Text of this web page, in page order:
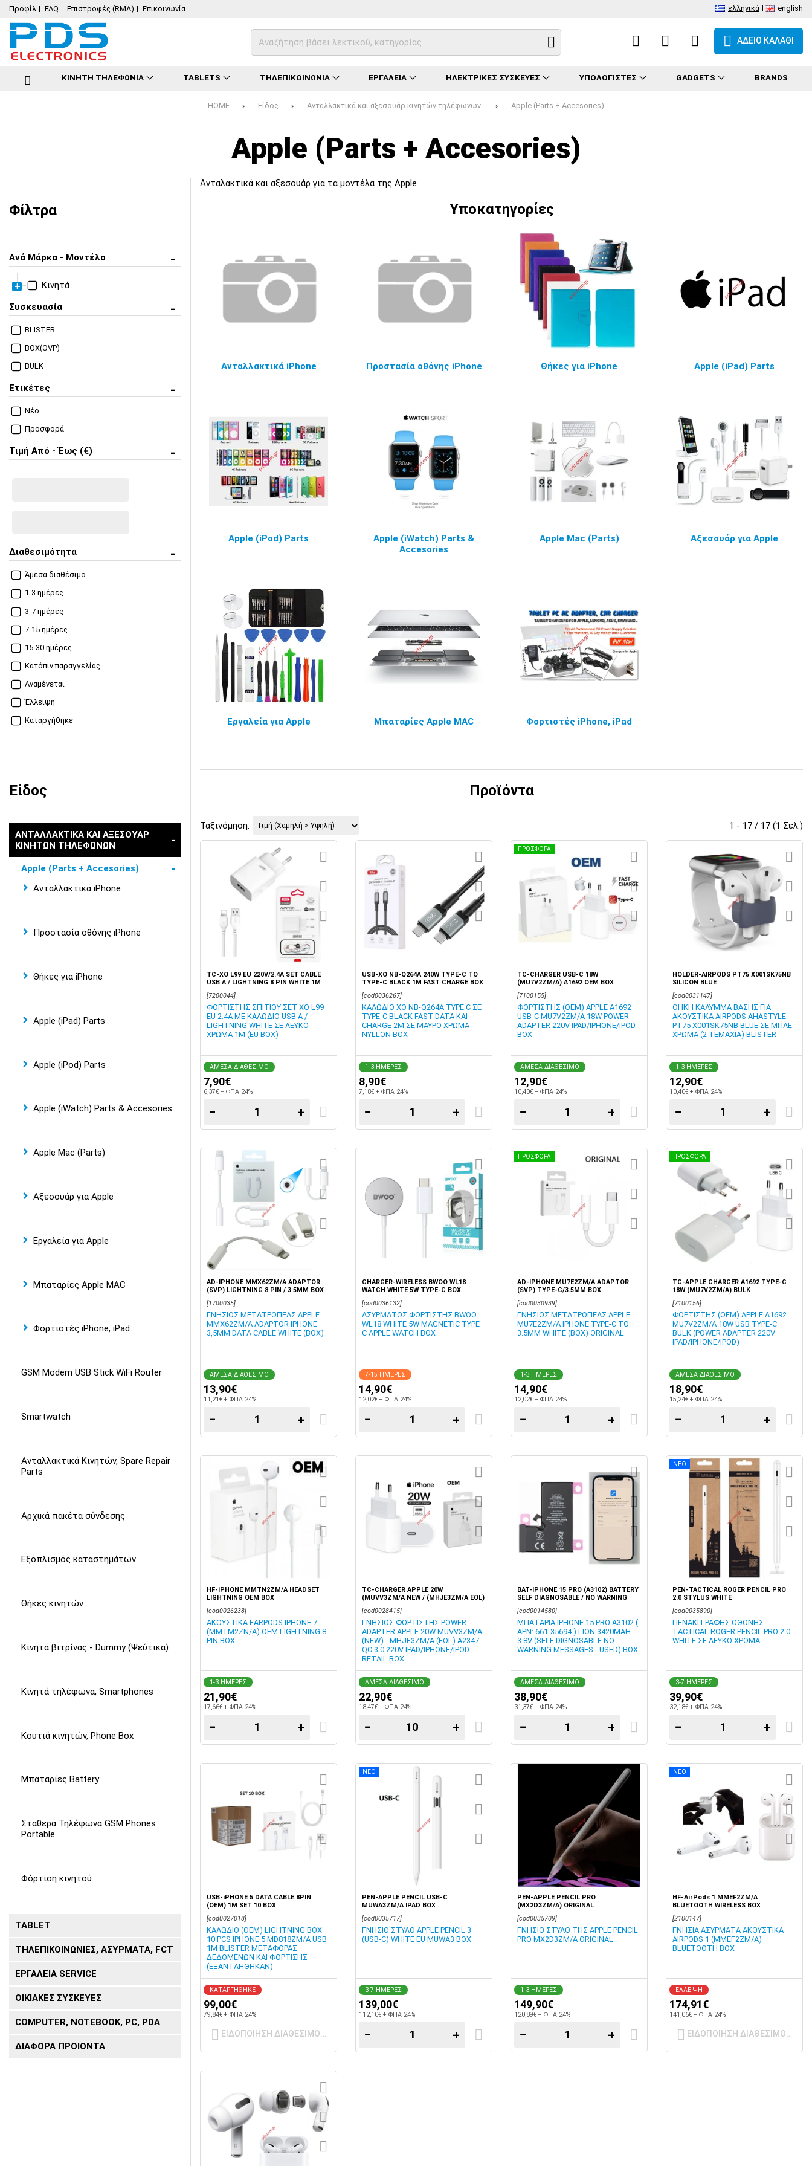
Προφίλ FAQ Επιστροφές (RMA) Επικοινωνία ελληνικά english
ΑΔΕΙΟ ΚΑΛΑΘΙ
ΚΙΝΗΤΗ ΤΗΛΕΦΩΝΙΑ
Φόρτωση...
TABLETS
Φόρτωση...
ΤΗΛΕΠΙΚΟΙΝΩΝΙΑ
Φόρτωση...
ΕΡΓΑΛΕΙΑ
Φόρτωση...
ΗΛΕΚΤΡΙΚΕΣ ΣΥΣΚΕΥΕΣ
Φόρτωση...
ΥΠΟΛΟΓΙΣΤΕΣ
Φόρτωση...
GADGETS
Φόρτωση...
BRANDS
HOME Είδος Ανταλλακτικά και αξεσουάρ κινητών τηλέφωνων Apple (Parts + Accesories)
Apple (Parts + Accesories)
Φίλτρα
Ανά Μάρκα - Μοντέλο
Κινητά
Apple
Συσκευασία
BLISTER
BOX(OVP)
BULK
Ετικέτες
Νέο
Προσφορά
Τιμή Από - Έως (€)
Διαθεσιμότητα
Άμεσα διαθέσιμο
1-3 ημέρες
3-7 ημέρες
7-15 ημέρες
15-30 ημέρες
Κατόπιν παραγγελίας
Αναμένεται
Έλλειψη
Καταργήθηκε
Είδος
ΑΝΤΑΛΛΑΚΤΙΚΑ ΚΑΙ ΑΞΕΣΟΥΑΡ
ΚΙΝΗΤΩΝ ΤΗΛΕΦΩΝΩΝ
Apple (Parts + Accesories)
Ανταλλακτικά iPhone
Προστασία οθόνης iPhone
Θήκες για iPhone
Apple (iPad) Parts
Apple (iPod) Parts
Apple (iWatch) Parts & Accesories
Apple Mac (Parts)
Αξεσουάρ για Apple
Εργαλεία για Apple
Μπαταρίες Apple MAC
Φορτιστές iPhone, iPad
GSM Modem USB Stick WiFi Router
Smartwatch
Ανταλλακτικά Κινητών, Spare Repair
Parts
Αρχικά πακέτα σύνδεσης
Εξοπλισμός καταστημάτων
Θήκες κινητών
Κινητά βιτρίνας - Dummy (Ψεύτικα)
Κινητά τηλέφωνα, Smartphones
Κουτιά κινητών, Phone Box
Μπαταρίες Battery
Σταθερά Τηλέφωνα GSM Phones
Portable
Φόρτιση κινητού
TABLET
ΤΗΛΕΠΙΚΟΙΝΩΝΙΕΣ, ΑΣΥΡΜΑΤΑ, FCT
ΕΡΓΑΛΕΙΑ SERVICE
ΟΙΚΙΑΚΕΣ ΣΥΣΚΕΥΕΣ
COMPUTER, NOTEBOOK, PC, PDA
ΔΙΑΦΟΡΑ ΠΡΟΙΟΝΤΑ
Ανταλακτικά και αξεσουάρ για τα μοντέλα της Apple
Υποκατηγορίες
Ανταλλακτικά iPhone Προστασία οθόνης iPhone Θήκες για iPhone Apple (iPad) Parts
Apple (iPod) Parts
Apple (iWatch) Parts &
Accesories
Apple Mac (Parts) Αξεσουάρ για Apple
Εργαλεία για Apple Μπαταρίες Apple MAC Φορτιστές iPhone, iPad
Προϊόντα
Ταξινόμηση: 1 - 17 / 17 (1 Σελ.)
TC-XO L99 EU 220V/2.4A SET CABLE
USB A / LIGHTNING 8 PIN WHITE 1M
[7200044]
ΦΟΡΤΙΣΤΗΣ ΣΠΙΤΙΟΥ ΣΕΤ XO L99
EU 2.4A ΜΕ ΚΑΛΩΔΙΟ USB Α /
LIGHTNING WHITE ΣΕ ΛΕΥΚΟ
ΧΡΩΜΑ 1M (EU BOX)
ΑΜΕΣΑ ΔΙΑΘΕΣΙΜΟ
7,90€
6,37€ + ΦΠΑ 24%
− +
USB-XO NB-Q264A 240W TYPE-C TO
TYPE-C BLACK 1M FAST CHARGE BOX
[cod0036267]
ΚΑΛΩΔΙΟ XO NB-Q264A TYPE C ΣΕ
TYPE-C BLACK FAST DATA ΚΑΙ
CHARGE 2M ΣΕ ΜΑΥΡΟ ΧΡΩΜΑ
NYLLON BOX
1-3 ΗΜΕΡΕΣ
8,90€
7,18€ + ΦΠΑ 24%
− +
ΠΡΟΣΦΟΡΑ
TC-CHARGER USB-C 18W
(MU7V2ZM/A) A1692 OEM BOX
[7100155]
ΦΟΡΤΙΣΤΗΣ (OEM) APPLE A1692
USB-C MU7V2ZM/A 18W POWER
ADAPTER 220V IPAD/IPHONE/IPOD
BOX
ΑΜΕΣΑ ΔΙΑΘΕΣΙΜΟ
12,90€
10,40€ + ΦΠΑ 24%
− +
HOLDER-AIRPODS PT75 X001SK75NB
SILICON BLUE
[cod0031147]
ΘΗΚΗ ΚΑΛΥΜΜΑ ΒΑΣΗΣ ΓΙΑ
ΑΚΟΥΣΤΙΚΑ AIRPODS AHASTYLE
PT75 X001SK75NB BLUE ΣΕ ΜΠΛΕ
ΧΡΩΜΑ (2 ΤΕΜΑΧΙΑ) BLISTER
1-3 ΗΜΕΡΕΣ
12,90€
10,40€ + ΦΠΑ 24%
− +
AD-IPHONE MMX62ZM/A ADAPTOR
(SVP) LIGHTNING 8 PIN / 3.5MM BOX
[1700035]
ΓΝΗΣΙΟΣ ΜΕΤΑΤΡΟΠΕΑΣ APPLE
MMX62ZM/A ADAPTOR IPHONE
3,5MM DATA CABLE WHITE (BOX)
ΑΜΕΣΑ ΔΙΑΘΕΣΙΜΟ
13,90€
11,21€ + ΦΠΑ 24%
− +
CHARGER-WIRELESS BWOO WL18
WATCH WHITE 5W TYPE-C BOX
[cod0036132]
ΑΣΥΡΜΑΤΟΣ ΦΟΡΤΙΣΤΗΣ BWOO
WL18 WHITE 5W MAGNETIC TYPE
C APPLE WATCH BOX
7-15 ΗΜΕΡΕΣ
14,90€
12,02€ + ΦΠΑ 24%
− +
ΠΡΟΣΦΟΡΑ
AD-IPHONE MU7E2ZM/A ADAPTOR
(SVP) TYPE-C/3.5MM BOX
[cod0030939]
ΓΝΗΣΙΟΣ ΜΕΤΑΤΡΟΠΕΑΣ APPLE
MU7E2ZM/A IPHONE TYPE-C TO
3.5MM WHITE (BOX) ORIGINAL
1-3 ΗΜΕΡΕΣ
14,90€
12,02€ + ΦΠΑ 24%
− +
ΠΡΟΣΦΟΡΑ
TC-APPLE CHARGER A1692 TYPE-C
18W (MU7V2ZM/A) BULK
[7100156]
ΦΟΡΤΙΣΤΗΣ (OEM) APPLE A1692
MU7V2ZM/A 18W USB TYPE-C
BULK (POWER ADAPTER 220V
IPAD/IPHONE/IPOD)
ΑΜΕΣΑ ΔΙΑΘΕΣΙΜΟ
18,90€
15,24€ + ΦΠΑ 24%
− +
HF-iPHONE MMTN2ZM/A HEADSET
LIGHTNING OEM BOX
[cod0026238]
ΑΚΟΥΣΤΙΚΑ EARPODS IPHONE 7
(MMTM2ZN/A) OEM LIGHTNING 8
PIN BOX
1-3 ΗΜΕΡΕΣ
21,90€
17,66€ + ΦΠΑ 24%
− +
TC-CHARGER APPLE 20W
(MUVV3ZM/A NEW / (MHJE3ZM/A EOL)
RETAIL BOX
[cod0028415]
ΓΝΗΣΙΟΣ ΦΟΡΤΙΣΤΗΣ POWER
ADAPTER APPLE 20W MUVV3ZM/A
(NEW) - MHJE3ZM/A (EOL) A2347
QC 3.0 220V IPAD/IPHONE/IPOD
RETAIL BOX
ΑΜΕΣΑ ΔΙΑΘΕΣΙΜΟ
22,90€
18,47€ + ΦΠΑ 24%
− +
BAT-IPHONE 15 PRO (A3102) BATTERY
SELF DIAGNOSABLE / NO WARNING
BOX
[cod0014580]
ΜΠΑΤΑΡΙΑ IPHONE 15 PRO A3102 (
APN: 661-35694 ) LION 3420MAH
3.8V (SELF DIGNOSABLE NO
WARNING MESSAGES - USED) BOX
ΑΜΕΣΑ ΔΙΑΘΕΣΙΜΟ
38,90€
31,37€ + ΦΠΑ 24%
− +
ΝΕΟ
PEN-TACTICAL ROGER PENCIL PRO
2.0 STYLUS WHITE
[cod0035890]
ΠΕΝΑΚΙ ΓΡΑΦΗΣ ΟΘΟΝΗΣ
TACTICAL ROGER PENCIL PRO 2.0
WHITE ΣΕ ΛΕΥΚΟ ΧΡΩΜΑ
3-7 ΗΜΕΡΕΣ
39,90€
32,18€ + ΦΠΑ 24%
− +
USB-iPHONE 5 DATA CABLE 8PIN
(OEM) 1M SET 10 BOX
[cod0027018]
ΚΑΛΩΔΙΟ (OEM) LIGHTNING BOX
10 PCS IPHONE 5 MD818ZM/A USB
1M BLISTER ΜΕΤΑΦΟΡΑΣ
ΔΕΔΟΜΕΝΩΝ ΚΑΙ ΦΟΡΤΙΣΗΣ
(ΕΞΑΝΤΛΗΘΗΚΑΝ)
ΚΑΤΑΡΓΗΘΗΚΕ
99,00€
79,84€ + ΦΠΑ 24%
ΕΙΔΟΠΟΙΗΣΗ ΔΙΑΘΕΣΙΜΟΤΗΤΑΣ
ΝΕΟ
PEN-APPLE PENCIL USB-C
MUWA3ZM/A IPAD BOX
[cod0035717]
ΓΝΗΣΙΟ ΣΤΥΛΟ APPLE PENCIL 3
(USB-C) WHITE EU MUWA3 BOX
3-7 ΗΜΕΡΕΣ
139,00€
112,10€ + ΦΠΑ 24%
− +
PEN-APPLE PENCIL PRO
(MX2D3ZM/A) ORIGINAL
[cod0035709]
ΓΝΗΣΙΟ ΣΤΥΛΟ ΤΗΣ APPLE PENCIL
PRO MX2D3ZM/A ORIGINAL
1-3 ΗΜΕΡΕΣ
149,90€
120,89€ + ΦΠΑ 24%
− +
ΝΕΟ
HF-AirPods 1 MMEF2ZM/A
BLUETOOTH WIRELESS BOX
[2100147]
ΓΝΗΣΙΑ ΑΣΥΡΜΑΤΑ ΑΚΟΥΣΤΙΚΑ
AIRPODS 1 (MMEF2ZM/A)
BLUETOOTH BOX
ΕΛΛΕΙΨΗ
174,91€
141,06€ + ΦΠΑ 24%
ΕΙΔΟΠΟΙΗΣΗ